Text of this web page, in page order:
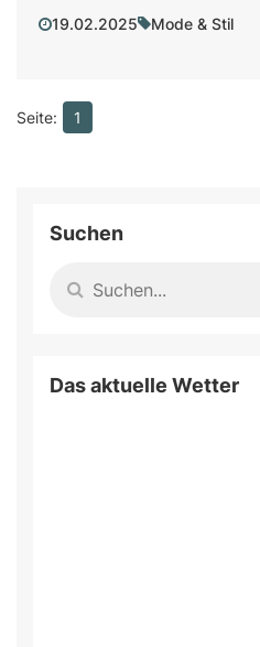
19.02.2025 Mode & Stil
1
Suchen
Das aktuelle Wetter